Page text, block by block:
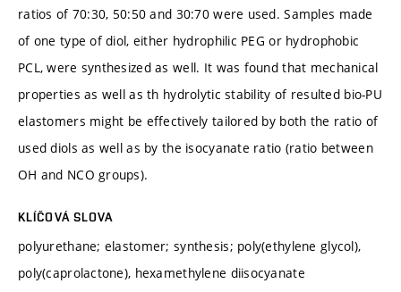
ratios of 70:30, 50:50 and 30:70 were used. Samples made
of one type of diol, either hydrophilic PEG or hydrophobic
PCL, were synthesized as well. It was found that mechanical
properties as well as th hydrolytic stability of resulted bio-PU
elastomers might be effectively tailored by both the ratio of
used diols as well as by the isocyanate ratio (ratio between
OH and NCO groups).
KLÍČOVÁ SLOVA
polyurethane; elastomer; synthesis; poly(ethylene glycol),
poly(caprolactone), hexamethylene diisocyanate